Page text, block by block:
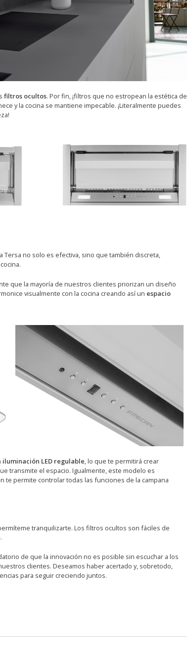
filtros ocultos. Por fin, ¡filtros que no estropean la estética de
y la cocina se mantiene impecable. ¡Literalmente puedes
Tersa no solo es efectiva, sino que también discreta,
que la mayoría de nuestros clientes priorizan un diseño
visualmente con la cocina creando así un espacio
iluminación LED regulable, lo que te permitirá crear
transmite el espacio. Igualmente, este modelo es
te permite controlar todas las funciones de la campana
tranquilizarte. Los filtros ocultos son fáciles de
de que la innovación no es posible sin escuchar a los
clientes. Deseamos haber acertado y, sobretodo,
para seguir creciendo juntos.